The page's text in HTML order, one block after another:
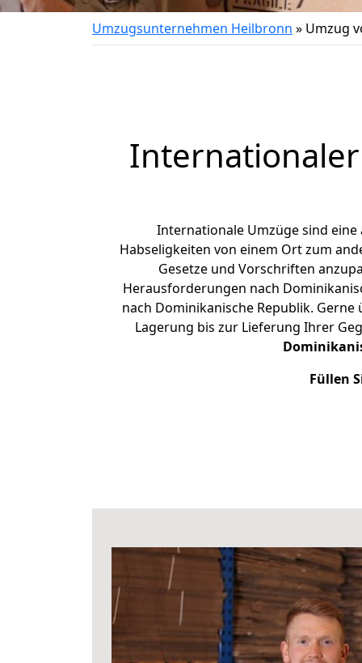
Umzugsunternehmen Heilbronn » Umzug
Internationale Umzüge sind
Habseligkeiten von einem Ort zum
Gesetze und Vorschriften
Herausforderungen nach
nach Dominikanische Republik.
Lagerung bis zur Lieferung Ihrer
Füllen